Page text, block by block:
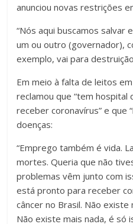
anunciou novas restrições
“Nós aqui buscamos salvar
um ou outro (governador),
exemplo, vai para
Em meio à falta de leitos
reclamou que “tem
receber coronavírus” e que
doenças:
“Emprego também é vida.
mortes. Queria que não
problemas vêm junto com
está pronto para receber
câncer no Brasil. Não
Não existe mais nada, é só